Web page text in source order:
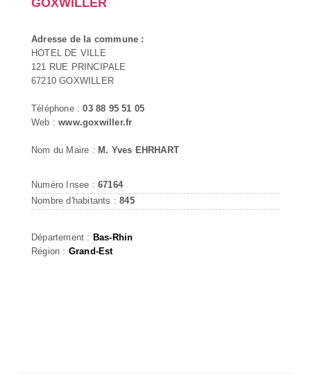
Adresse de la commune :
HOTEL DE VILLE
121 RUE PRINCIPALE
67210 GOXWILLER
Téléphone :03 88 95 51 05
Web :www.goxwiller.fr
Nom du Maire : M. Yves EHRHART
Numéro Insee : 67164
Nombre d'habitants :845
Département : Bas-Rhin
Région : Grand-Est